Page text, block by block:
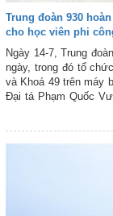
Trung đoàn 930
cho học viên phi
Ngày 14-7, Trung
ngày, trong đó tổ
và Khoá 49 trên máy
Đại tá Phạm Quốc